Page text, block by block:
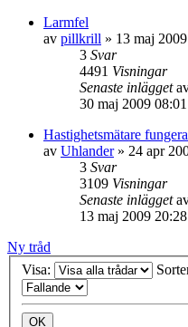
Larmfel
av pillkrill » 13 maj
3 Svar
4491 Visningar
Senaste inlägget
30 maj 2009 08:01
Hastighetsmätare
av Uhlander» 24 apr
3 Svar
3109 Visningar
Senaste inlägget
13 maj 2009 20:28
Ny tråd
Visa: